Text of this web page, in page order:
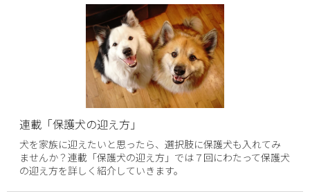
連載「保護犬の迎え方」
犬を家族に迎えたいと思ったら、選択肢に保護犬も入れてみ
ませんか？連載「保護犬の迎え方」では７回にわたって保護犬
の迎え方を詳しく紹介していきます。